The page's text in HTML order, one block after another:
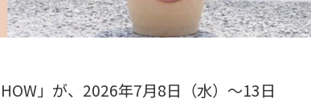
」が、2026年7月8日（水）～13日